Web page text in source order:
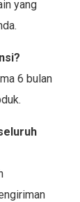
yang
6 bulan